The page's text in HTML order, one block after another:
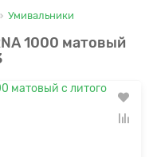
Умивальники
1000 матовый